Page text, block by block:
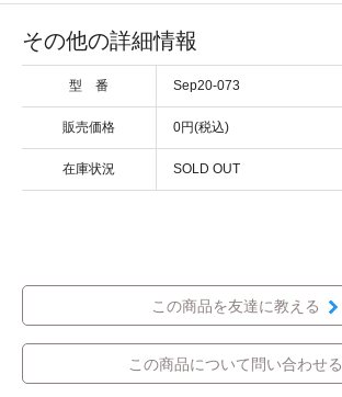
その他の詳細情報
型 番 Sep20-073
販売価格 0円(税込)
在庫状況 SOLD OUT
この商品を友達に教える
この商品について問い合わせる